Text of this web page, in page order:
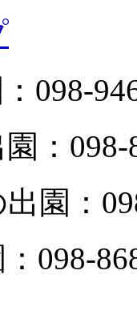
098-
： 098-
園：
098-